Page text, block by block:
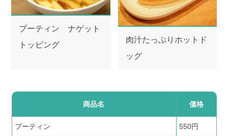
プーティン ナゲット
トッピング
肉汁たっぷりホットド
ッグ
商品名 価格
プーティン 550円